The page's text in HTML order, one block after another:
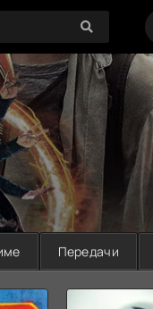
Передачи